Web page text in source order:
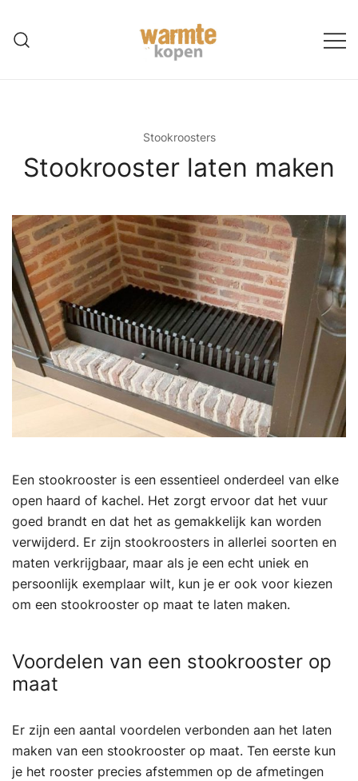
naar
Stookroosters
Stookrooster laten maken
Een stookrooster is een essentieel onderdeel van elke
open haard of kachel. Het zorgt ervoor dat het vuur
goed brandt en dat het as gemakkelijk kan worden
verwijderd. Er zijn stookroosters in allerlei soorten en
maten verkrijgbaar, maar als je een echt uniek en
persoonlijk exemplaar wilt, kun je er ook voor kiezen
om een stookrooster op maat te laten maken.
Voordelen van een stookrooster op
maat
Er zijn een aantal voordelen verbonden aan het laten
maken van een stookrooster op maat. Ten eerste kun
je het rooster precies afstemmen op de afmetingen